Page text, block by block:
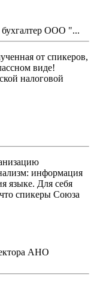
ООО "...
от спикеров,
виде!
налоговой
информация
языке. Для себя
спикеры Союза
АНО